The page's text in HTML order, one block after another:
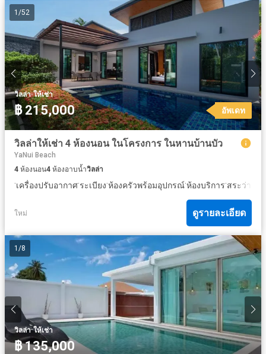
1 /52
วิลล่า·ให้เช่า
฿ 215,000 อัพเดท
วิลล่าให้เช่า 4 ห้องนอน ในโครงการ ในหานบ้านบัว
YaNui Beach
4 ห้องนอน4 ห้องอาบน้ำวิลล่า
·เครื่องปรับอากาศ·ระเบียง·ห้องครัวพร้อมอุปกรณ์·ห้องบริการ·สระว่ายน้ำ
ใหม่ ดูรายละเอียด
1 /8
วิลล่า·ให้เช่า
฿ 135,000